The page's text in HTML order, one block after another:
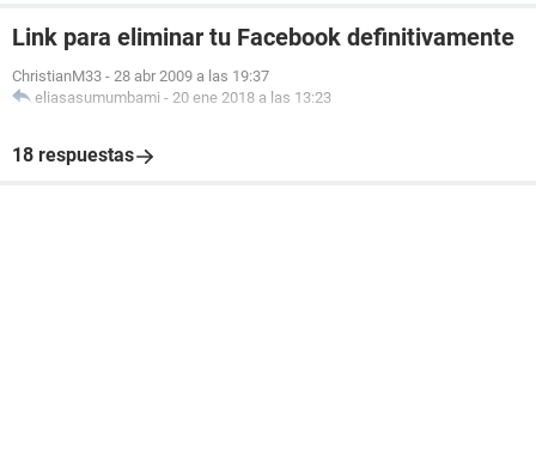
Link para eliminar tu Facebook definitivamente
ChristianM33 - 28 abr 2009 a las 19:37
eliasasumumbami - 20 ene 2018 a las 13:23
18 respuestas